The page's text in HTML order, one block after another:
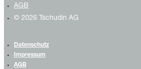
AGB
© 2026 Tschudin AG
Datenschutz
Impressum
AGB